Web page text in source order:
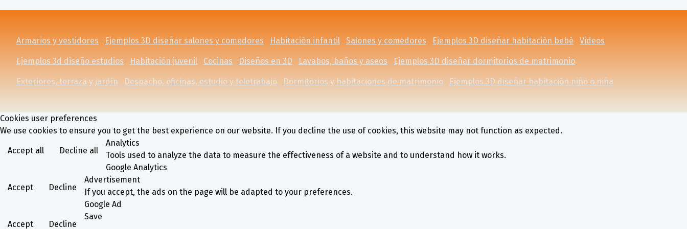
Armarios y vestidores Ejemplos 3D diseñar salones y comedores Habitación infantil Salones y comedores Ejemplos 3D diseñar habitación bebé Videos
Ejemplos 3d diseño estudios Habitación juvenil Cocinas Diseños en 3D Lavabos, baños y aseos Ejemplos 3D diseñar dormitorios de matrimonio
Exteriores, terraza y jardín Despacho, oficinas, estudio y teletrabajo Dormitorios y habitaciones de matrimonio Ejemplos 3D diseñar habitación niño o niña
Cookies user preferences
We use cookies to ensure you to get the best experience on our website. If you decline the use of cookies, this website may not function as expected.
Accept all Decline all
Analytics
Tools used to analyze the data to measure the effectiveness of a website and to understand how it works.
Google Analytics
Accept Decline
Advertisement
If you accept, the ads on the page will be adapted to your preferences.
Google Ad
Accept Decline
Save